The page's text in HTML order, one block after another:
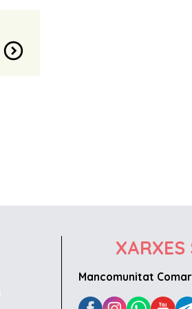
expand_circle_down
XARXES
Mancomunitat